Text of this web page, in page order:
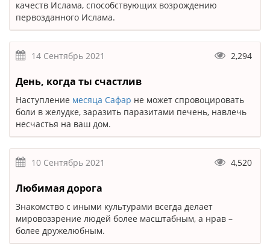
качеств Ислама, способствующих возрождению
первозданного Ислама.
14 Сентябрь 2021 2,294
День, когда ты счастлив
Наступление месяца Сафар не может спровоцировать
боли в желудке, заразить паразитами печень, навлечь
несчастья на ваш дом.
10 Сентябрь 2021 4,520
Любимая дорога
Знакомство с иными культурами всегда делает
мировоззрение людей более масштабным, а нрав –
более дружелюбным.